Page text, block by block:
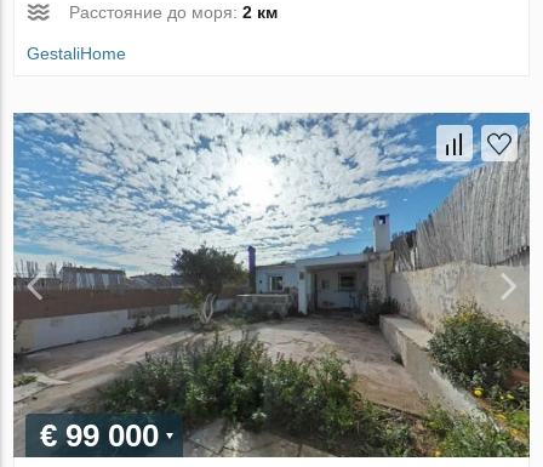
Расстояние до моря:2 км
GestaliHome
€ 99 000